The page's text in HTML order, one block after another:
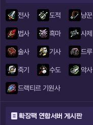
전사 도적 냥꾼
법사 흑마 사제
술사 기사 드루
죽기 수도 악사
드랙티르 기원사
확장팩 연합서버 게시판